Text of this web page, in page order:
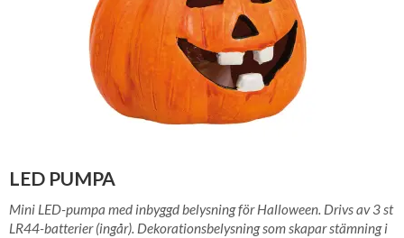
LED PUMPA
Mini LED-pumpa med inbyggd belysning för Halloween. Drivs av 3 st
LR44-batterier (ingår). Dekorationsbelysning som skapar stämning i